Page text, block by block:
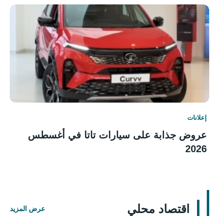
إعلانات
عروض جذابة على سيارات تاتا في أغسطس
2026
اقتصاد محلي عرض المزيد